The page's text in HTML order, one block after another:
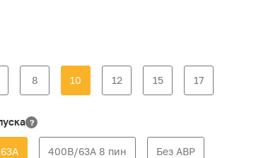
8 10 12 15 17
?
400В/63А 8 пин Без АВР